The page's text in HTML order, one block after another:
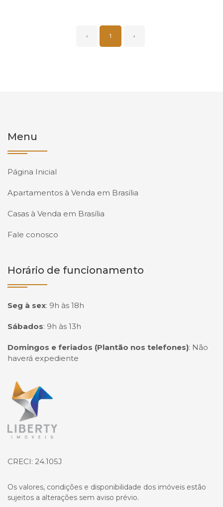
‹ 1 ›
Menu
Página Inicial
Apartamentos à Venda em Brasília
Casas à Venda em Brasília
Fale conosco
Horário de funcionamento
Seg à sex: 9h às 18h
Sábados: 9h às 13h
Domingos e feriados (Plantão nos telefones): Não
haverá expediente
Página inicial
CRECI: 24.105J
Os valores, condições e disponibilidade dos imóveis estão
sujeitos a alterações sem aviso prévio.